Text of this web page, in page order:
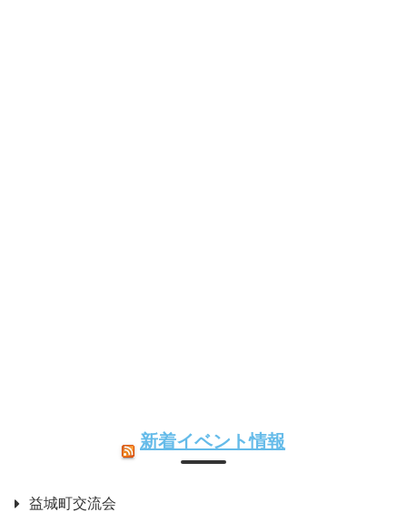
新着イベント情報
益城町交流会